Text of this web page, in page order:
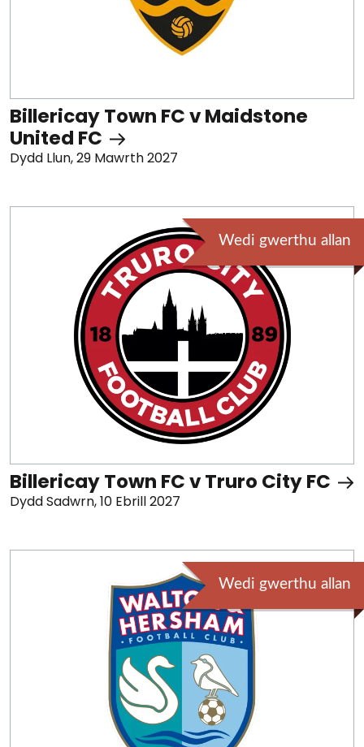
Billericay Town FC v Maidstone
United FC
Dydd Llun, 29 Mawrth 2027
Wedi gwerthu allan
Billericay Town FC v Truro City FC
Dydd Sadwrn, 10 Ebrill 2027
Wedi gwerthu allan